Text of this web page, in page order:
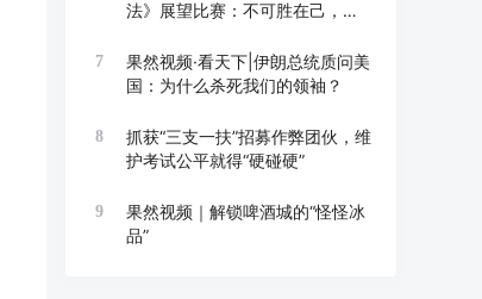
法》展望比赛：不可胜在己，可
7
果然视频·看天下|伊朗总统质问美
国：为什么杀死我们的领袖？
8
抓获“三支一扶”招募作弊团伙，维
护考试公平就得“硬碰硬”
9
果然视频｜解锁啤酒城的“怪怪冰
品”